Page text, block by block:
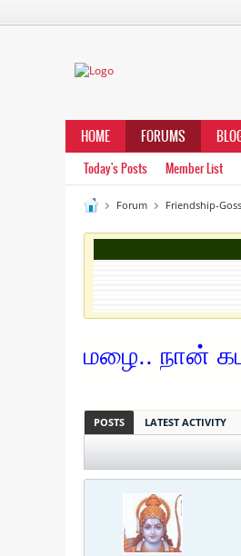
HOME FORUMS
Today's Posts Member List
Forum Friendship-
மழை.. நான்
POSTS LATEST ACTIVITY